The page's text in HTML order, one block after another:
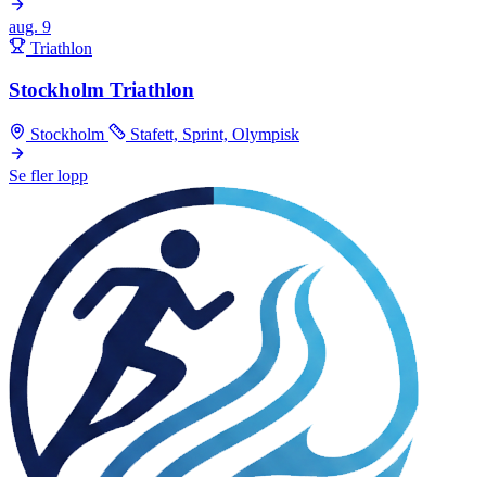
aug. 9
Triathlon
Stockholm Triathlon
Stockholm Stafett, Sprint, Olympisk
Se fler lopp